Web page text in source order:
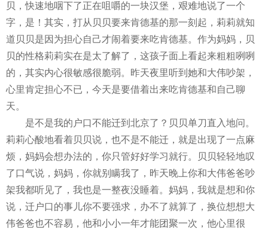
贝，快速地咽下了正在咀嚼的一块汉堡，艰难地说了一个
字，是！其实，打从贝贝要来肯德基的那一刻起，莉莉就知
道贝贝是因为担心自己才闹着要来吃肯德基。作为妈妈，贝
贝的性格莉莉实在是太了解了，这孩子面上看起来粗粗咧咧
的，其实内心很敏感很脆弱。昨天夜里听到她和大伟吵架，
心里肯定担心不已，今天是要借着出来吃肯德基和自己聊
天。
是不是我的户口不能迁到北京了？贝贝单刀直入地问。
莉莉心酸地看着贝贝说，也不是不能迁，就是出现了一点麻
烦，妈妈会想办法的，你只管好好学习就行。贝贝轻轻地叹
了口气说，妈妈，你就别瞒我了，昨天晚上你和大伟爸爸吵
架我都听见了，我也是一整夜没睡着。妈妈，我就是想和你
说，迁户口的事儿你不要强求，办不了就算了，换位想想大
伟爸爸也不容易，他和小小一年才能团聚一次，他心里很